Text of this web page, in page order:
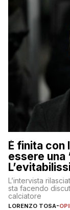
È finita con
essere una
L’intervista
sta facendo
calciatore
LORENZO TOSA-